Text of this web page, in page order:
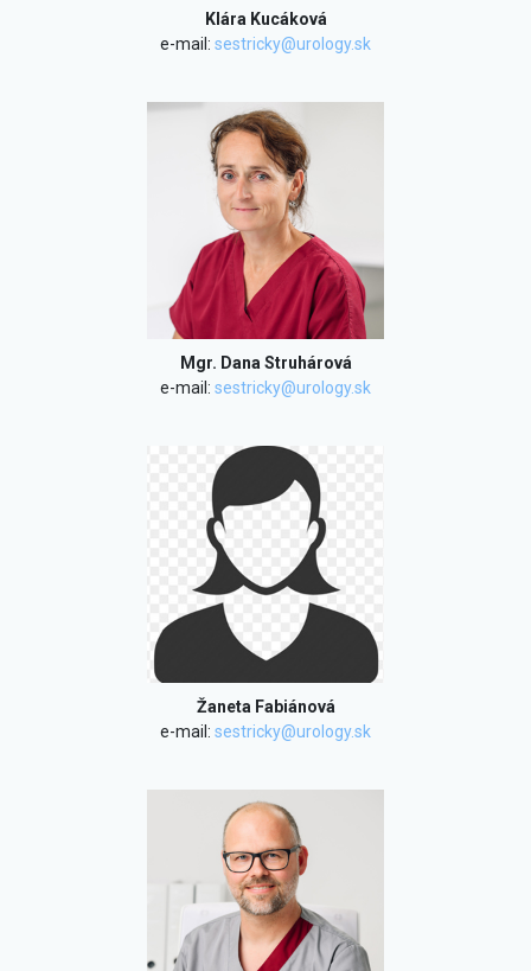
Klára Kucáková
e-mail: sestricky@urology.sk
Mgr. Dana Struhárová
e-mail: sestricky@urology.sk
Žaneta Fabiánová
e-mail: sestricky@urology.sk